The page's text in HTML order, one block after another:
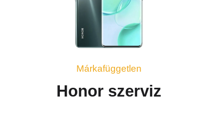
Márkafüggetlen
Honor szerviz